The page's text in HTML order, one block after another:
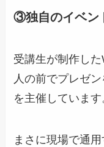
③独自のイベン
受講生が制作し
人の前でプレゼ
を主催しています
まさに現場で通